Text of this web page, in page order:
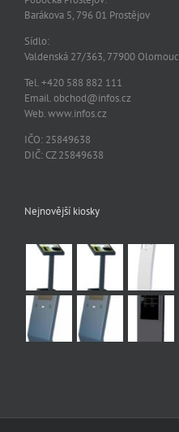
Barákova 5, 796 01 Prostějov
Sídlo:
Valdenská 27/363, 77900 Olomouc
Tel. +420 588 882 111
Email. obchod@infos.cz
Web. www.infos.cz
IČO: 25849638
DIČ: CZ 25849638
Nejnovější kiosky